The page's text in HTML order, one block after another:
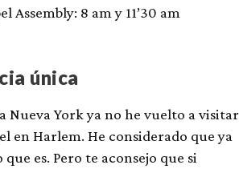
Assembly: 8 am y 11’30 am
única
Nueva York ya no he vuelto a visitar
en Harlem. He considerado que ya
es. Pero te aconsejo que si